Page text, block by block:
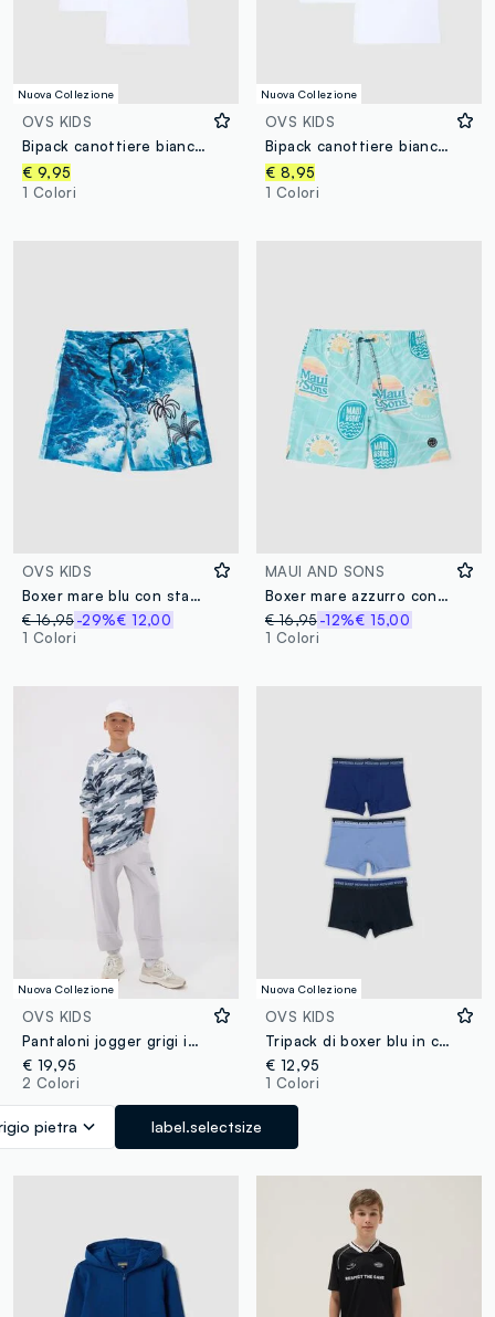
Nuova Collezione
OVS KIDS
Bipack canottiere bianche da ragazzo in puro cotone regular fit
€ 9,95
1 Colori
Nuova Collezione
OVS KIDS
Bipack canottiere bianche da ragazzo in puro cotone regular fit
€ 8,95
1 Colori
OVS KIDS
Boxer mare blu con stampa onde e palme
€ 16,95-29%€ 12,00
1 Colori
MAUI AND SONS
Boxer mare azzurro con stampa all over
€ 16,95 -12%€ 15,00
1 Colori
Nuova Collezione
OVS KIDS
Pantaloni jogger grigi in puro cotone con grafica "Way Up" per ragazzo
€ 19,95
2 Colori
pietra label.selectsize
Nuova Collezione
OVS KIDS
Tripack di boxer blu in cotone organico elasticizzato per bambino
€ 12,95
1 Colori